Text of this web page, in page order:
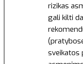
rizikas
gali kilti
sveikatos